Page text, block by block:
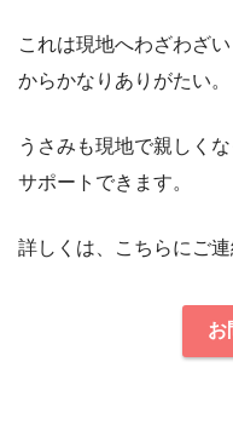
これは現地へわざわざ
からかなりありがたい。
うさみも現地で親しく
サポートできます。
詳しくは、こちらにご連
お